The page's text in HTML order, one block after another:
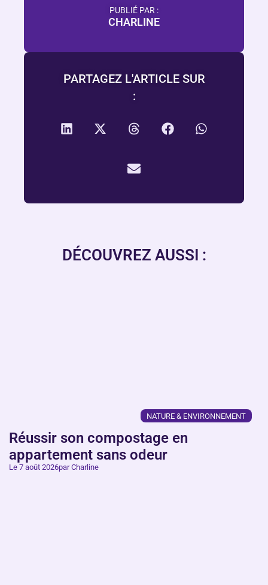
PUBLIÉ PAR :
CHARLINE
PARTAGEZ L'ARTICLE SUR
:
DÉCOUVREZ AUSSI :
NATURE & ENVIRONNEMENT
Réussir son compostage en
appartement sans odeur
Le 7 août 2026par Charline